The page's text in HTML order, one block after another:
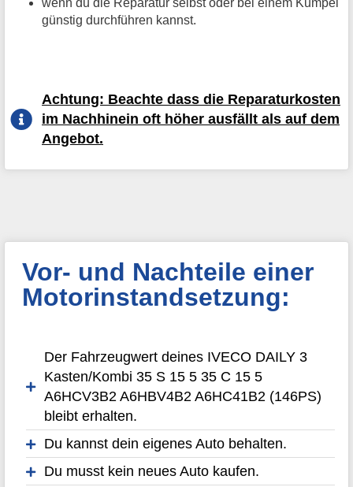
wenn du die Reparatur selbst oder bei einem Kumpel
günstig durchführen kannst.
Achtung: Beachte dass die Reparaturkosten
im Nachhinein oft höher ausfällt als auf dem
Angebot.
Vor- und Nachteile einer
Motorinstandsetzung:
Der Fahrzeugwert deines IVECO DAILY 3
Kasten/Kombi 35 S 15 5 35 C 15 5
A6HCV3B2 A6HBV4B2 A6HC41B2 (146PS)
bleibt erhalten.
Du kannst dein eigenes Auto behalten.
Du musst kein neues Auto kaufen.